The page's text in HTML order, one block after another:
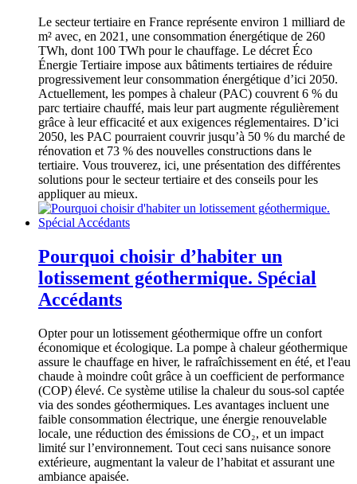
Le secteur tertiaire en France représente environ 1 milliard de
m² avec, en 2021, une consommation énergétique de 260
TWh, dont 100 TWh pour le chauffage. Le décret Éco
Énergie Tertiaire impose aux bâtiments tertiaires de réduire
progressivement leur consommation énergétique d’ici 2050.
Actuellement, les pompes à chaleur (PAC) couvrent 6 % du
parc tertiaire chauffé, mais leur part augmente régulièrement
grâce à leur efficacité et aux exigences réglementaires. D’ici
2050, les PAC pourraient couvrir jusqu’à 50 % du marché de
rénovation et 73 % des nouvelles constructions dans le
tertiaire. Vous trouverez, ici, une présentation des différentes
solutions pour le secteur tertiaire et des conseils pour les
appliquer au mieux.
Pourquoi choisir d’habiter un
lotissement géothermique. Spécial
Accédants
Opter pour un lotissement géothermique offre un confort
économique et écologique. La pompe à chaleur géothermique
assure le chauffage en hiver, le rafraîchissement en été, et l'eau
chaude à moindre coût grâce à un coefficient de performance
(COP) élevé. Ce système utilise la chaleur du sous-sol captée
via des sondes géothermiques. Les avantages incluent une
faible consommation électrique, une énergie renouvelable
locale, une réduction des émissions de CO₂, et un impact
limité sur l’environnement. Tout ceci sans nuisance sonore
extérieure, augmentant la valeur de l’habitat et assurant une
ambiance apaisée.